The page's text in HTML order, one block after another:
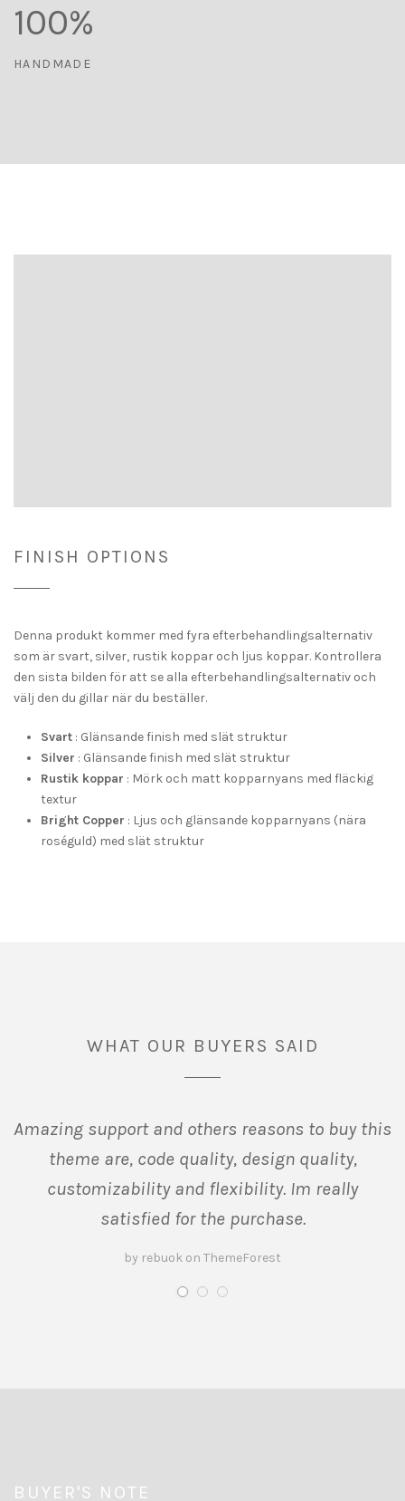
100%
HANDMADE
FINISH OPTIONS
Denna produkt kommer med fyra efterbehandlingsalternativ
som är svart, silver, rustik koppar och ljus koppar. Kontrollera
den sista bilden för att se alla efterbehandlingsalternativ och
välj den du gillar när du beställer.
Svart : Glänsande finish med slät struktur
Silver : Glänsande finish med slät struktur
Rustik koppar : Mörk och matt kopparnyans med fläckig
textur
Bright Copper : Ljus och glänsande kopparnyans (nära
roséguld) med slät struktur
WHAT OUR BUYERS SAID
Amazing support and others reasons to buy this
theme are, code quality, design quality,
customizability and flexibility. Im really
satisfied for the purchase.
by rebuok on ThemeForest
BUYER'S NOTE